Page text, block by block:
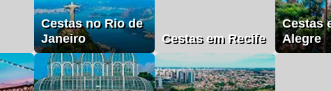
Cestas no Rio de
Janeiro
Cestas em Recife
Cestas
Alegre